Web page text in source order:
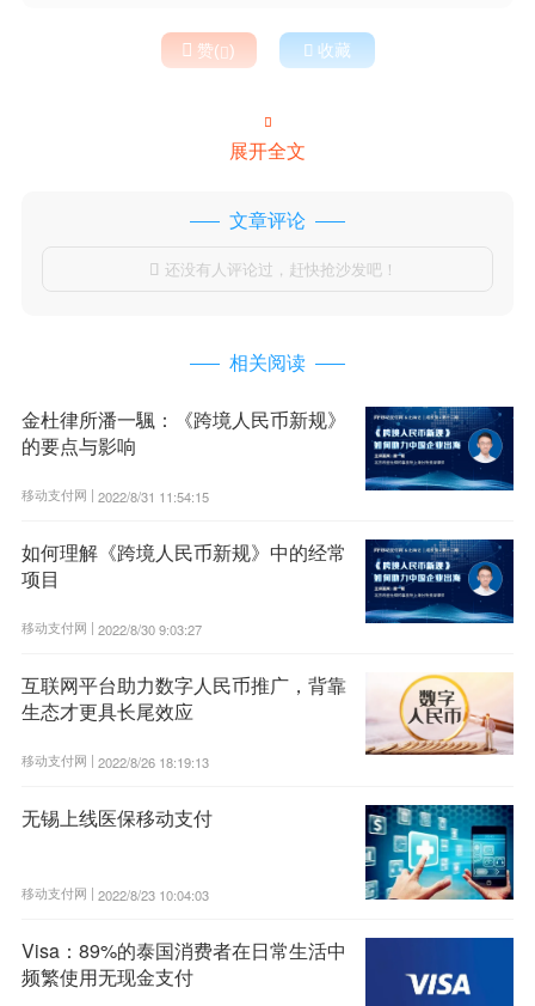
 赞()  收藏

展开全文
文章评论
 还没有人评论过，赶快抢沙发吧！
相关阅读
金杜律所潘一颿：《跨境人民币新规》
的要点与影响
移动支付网 | 2022/8/31 11:54:15
如何理解《跨境人民币新规》中的经常
项目
移动支付网 | 2022/8/30 9:03:27
互联网平台助力数字人民币推广，背靠
生态才更具长尾效应
移动支付网 | 2022/8/26 18:19:13
无锡上线医保移动支付
移动支付网 | 2022/8/23 10:04:03
Visa：89%的泰国消费者在日常生活中
频繁使用无现金支付